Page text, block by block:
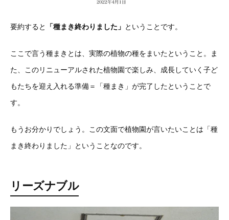
要約すると 「種まき終わりました」 ということです。
ここで言う種まきとは、実際の植物の種をまいたということ。ま
た、このリニューアルされた植物園で楽しみ、成長していく子ど
もたちを迎え入れる準備＝「種まき」が完了したということで
す。
もうお分かりでしょう。この文面で植物園が言いたいことは「種
まき終わりました」ということなのです。
リーズナブル